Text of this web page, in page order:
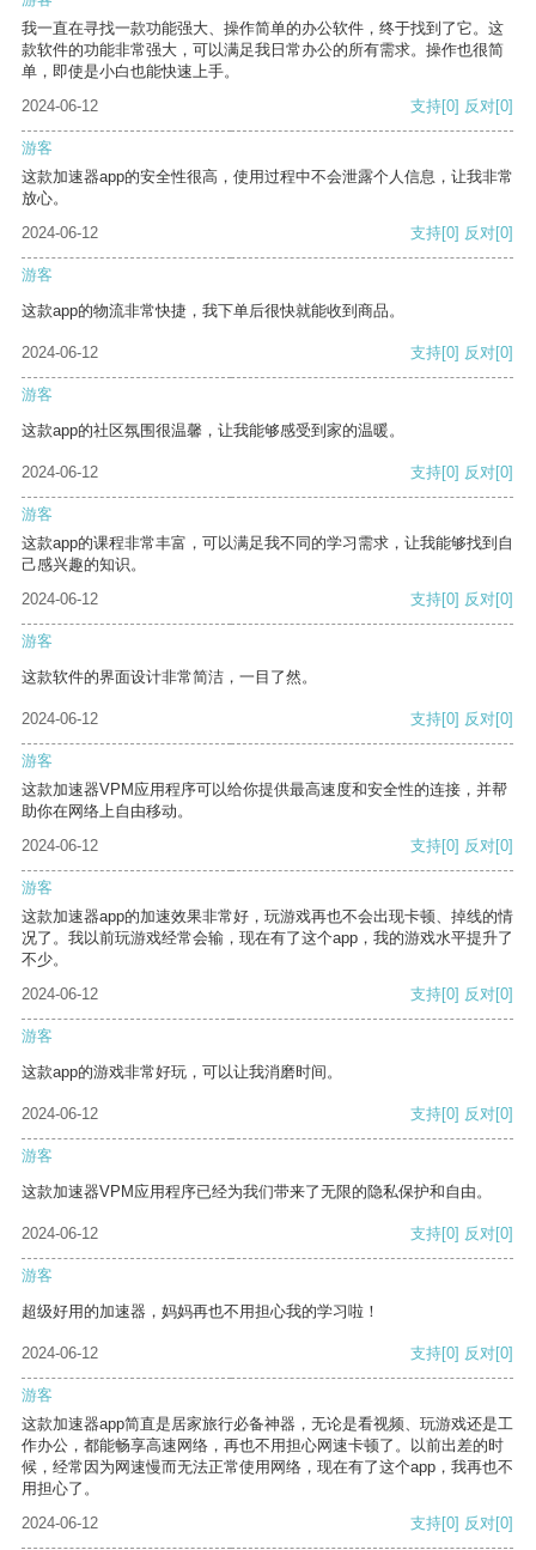
我一直在寻找一款功能强大、操作简单的办公软件，终于找到了它。这
款软件的功能非常强大，可以满足我日常办公的所有需求。操作也很简
单，即使是小白也能快速上手。
2024-06-12
支持[0] 反对[0]
游客
这款加速器app的安全性很高，使用过程中不会泄露个人信息，让我非常
放心。
2024-06-12
支持[0] 反对[0]
游客
这款app的物流非常快捷，我下单后很快就能收到商品。
2024-06-12 支持[0] 反对[0]
游客
这款app的社区氛围很温馨，让我能够感受到家的温暖。
2024-06-12 支持[0] 反对[0]
游客
这款app的课程非常丰富，可以满足我不同的学习需求，让我能够找到自
己感兴趣的知识。
2024-06-12
支持[0] 反对[0]
游客
这款软件的界面设计非常简洁，一目了然。
2024-06-12 支持[0] 反对[0]
游客
这款加速器VPM应用程序可以给你提供最高速度和安全性的连接，并帮
助你在网络上自由移动。
2024-06-12
支持[0] 反对[0]
游客
这款加速器app的加速效果非常好，玩游戏再也不会出现卡顿、掉线的情
况了。我以前玩游戏经常会输，现在有了这个app，我的游戏水平提升了
不少。
2024-06-12
支持[0] 反对[0]
游客
这款app的游戏非常好玩，可以让我消磨时间。
2024-06-12 支持[0] 反对[0]
游客
这款加速器VPM应用程序已经为我们带来了无限的隐私保护和自由。
2024-06-12 支持[0] 反对[0]
游客
超级好用的加速器，妈妈再也不用担心我的学习啦！
2024-06-12 支持[0] 反对[0]
游客
这款加速器app简直是居家旅行必备神器，无论是看视频、玩游戏还是工
作办公，都能畅享高速网络，再也不用担心网速卡顿了。以前出差的时
候，经常因为网速慢而无法正常使用网络，现在有了这个app，我再也不
用担心了。
2024-06-12
支持[0] 反对[0]